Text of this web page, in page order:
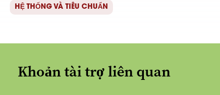
HỆ THỐNG VÀ TIÊU CHUẨN
Khoản tài trợ liên quan